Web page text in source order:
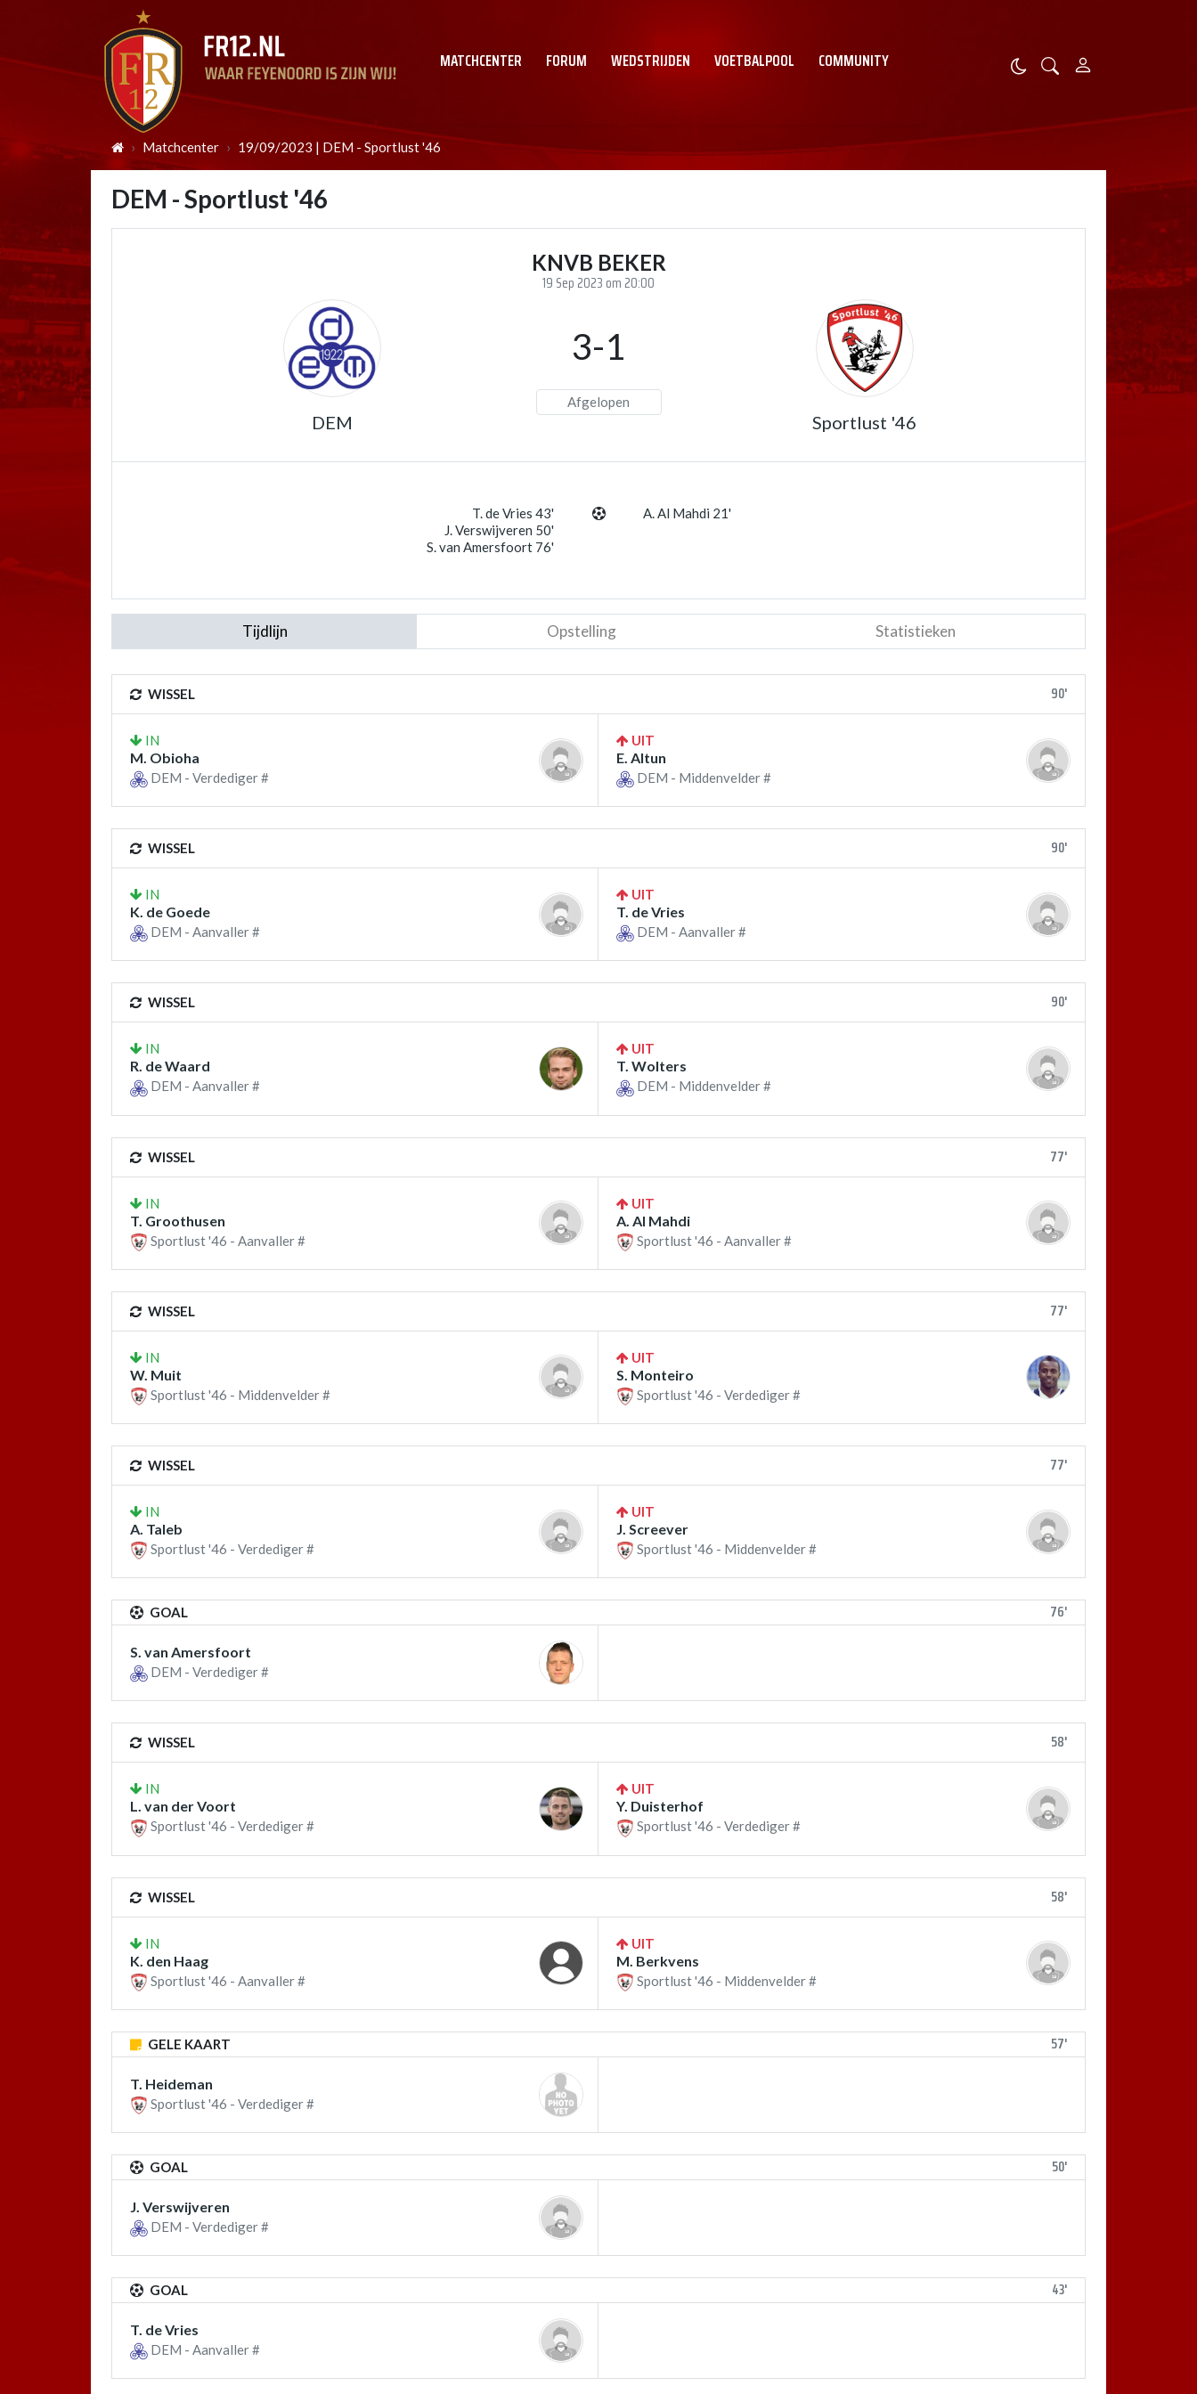
MATCHCENTER FORUM WEDSTRIJDEN VOETBALPOOL COMMUNITY
Matchcenter 19/09/2023 | DEM - Sportlust '46
DEM - Sportlust '46
KNVB BEKER
19 Sep 2023 om 20:00
DEM
3-1
Afgelopen
Sportlust '46
T. de Vries 43'
J. Verswijveren 50'
S. van Amersfoort 76'
A. Al Mahdi 21'
Tijdlijn Opstelling Statistieken
WISSEL 90'
IN
M. Obioha
DEM - Verdediger #
UIT
E. Altun
DEM - Middenvelder #
WISSEL 90'
IN
K. de Goede
DEM - Aanvaller #
UIT
T. de Vries
DEM - Aanvaller #
WISSEL 90'
IN
R. de Waard
DEM - Aanvaller #
UIT
T. Wolters
DEM - Middenvelder #
WISSEL 77'
IN
T. Groothusen
Sportlust '46 - Aanvaller #
UIT
A. Al Mahdi
Sportlust '46 - Aanvaller #
WISSEL 77'
IN
W. Muit
Sportlust '46 - Middenvelder #
UIT
S. Monteiro
Sportlust '46 - Verdediger #
WISSEL 77'
IN
A. Taleb
Sportlust '46 - Verdediger #
UIT
J. Screever
Sportlust '46 - Middenvelder #
GOAL 76'
S. van Amersfoort
DEM - Verdediger #
WISSEL 58'
IN
L. van der Voort
Sportlust '46 - Verdediger #
UIT
Y. Duisterhof
Sportlust '46 - Verdediger #
WISSEL 58'
IN
K. den Haag
Sportlust '46 - Aanvaller #
UIT
M. Berkvens
Sportlust '46 - Middenvelder #
GELE KAART 57'
T. Heideman
Sportlust '46 - Verdediger #
GOAL 50'
J. Verswijveren
DEM - Verdediger #
GOAL 43'
T. de Vries
DEM - Aanvaller #